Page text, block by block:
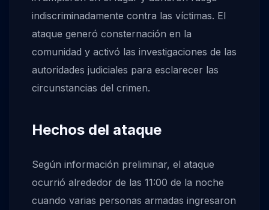
indiscriminadamente contra las víctimas. El
ataque generó consternación en la
comunidad y activó las investigaciones de las
autoridades judiciales para esclarecer las
circunstancias del crimen.
Hechos del ataque
Según información preliminar, el ataque
ocurrió alrededor de las 11:00 de la noche
cuando varias personas armadas ingresaron